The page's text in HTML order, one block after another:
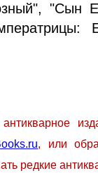
"Сын
, или
редкие